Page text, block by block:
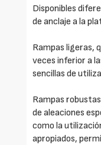
Disponibles
de anclaje a la
Rampas ligeras,
veces inferior a
sencillas de
Rampas
de aleaciones
como la
apropiados,